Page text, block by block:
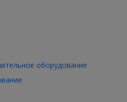
оборудование